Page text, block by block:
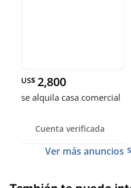
US$ 2,800
se alquila casa comercial
Cuenta verificada
Ver más anuncios